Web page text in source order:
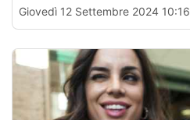
Giovedì 12 Settembre 2024 10:16